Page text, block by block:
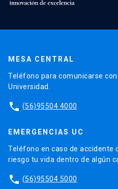
MESA CENTRAL
Teléfono para comunicarse
Universidad.
phone (56)95504 4000
EMERGENCIAS UC
Teléfono en caso de accidente
riesgo tu vida dentro de algún
phone (56)95504 5000